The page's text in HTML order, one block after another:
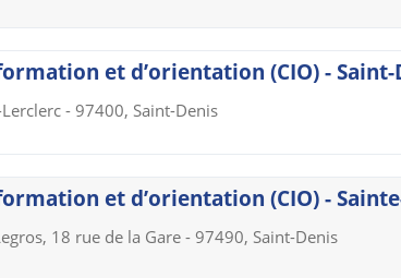
et d’orientation (CIO) - Saint-
- 97400, Saint-Denis
et d’orientation (CIO) -
18 rue de la Gare - 97490, Saint-Denis